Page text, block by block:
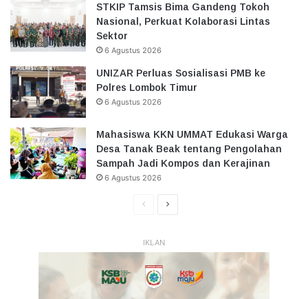
STKIP Tamsis Bima Gandeng Tokoh
Nasional, Perkuat Kolaborasi Lintas
Sektor
6 Agustus 2026
UNIZAR Perluas Sosialisasi PMB ke
Polres Lombok Timur
6 Agustus 2026
Mahasiswa KKN UMMAT Edukasi Warga
Desa Tanak Beak tentang Pengolahan
Sampah Jadi Kompos dan Kerajinan
6 Agustus 2026
HalamanHalaman
IKLAN